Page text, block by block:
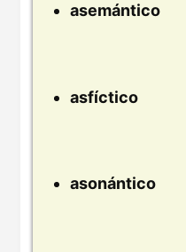
asemántico
asfíctico
asonántico